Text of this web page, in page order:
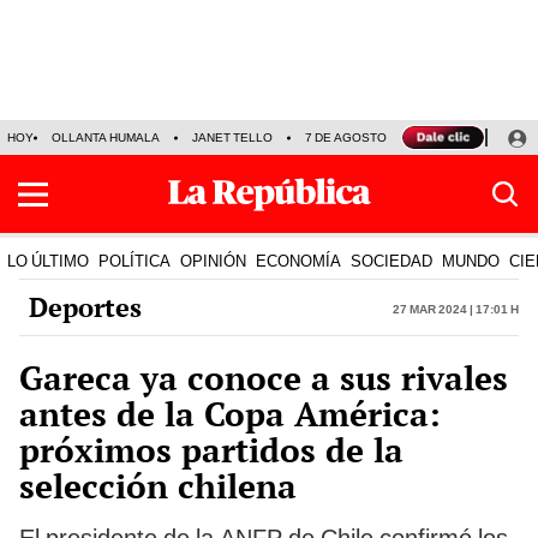
HOY OLLANTA HUMALA JANET TELLO 7 DE AGOSTO TINKA RESULTADOS
LO ÚLTIMO POLÍTICA OPINIÓN ECONOMÍA SOCIEDAD MUNDO
Deportes 27 Mar 2024 | 17:01 h
Gareca ya conoce a sus rivales
antes de la Copa América:
próximos partidos de la
selección chilena